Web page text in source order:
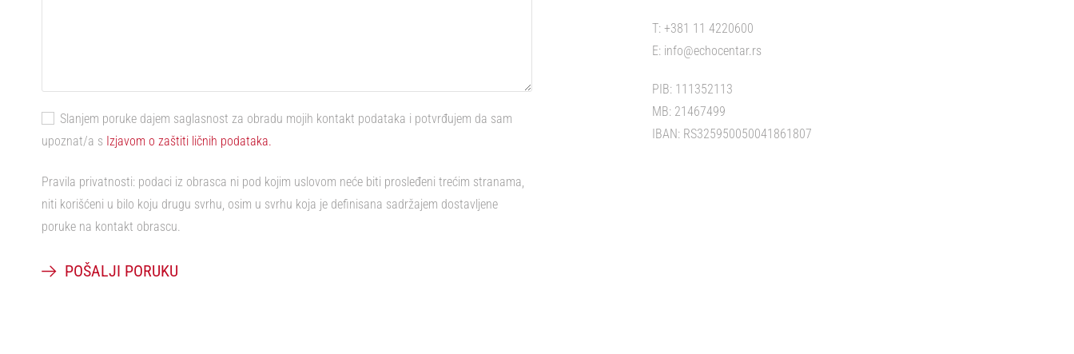
Slanjem poruke dajem saglasnost za obradu mojih kontakt podataka i potvrđujem da sam
upoznat/a s Izjavom o zaštiti ličnih podataka.
Pravila privatnosti: podaci iz obrasca ni pod kojim uslovom neće biti prosleđeni trećim stranama,
niti korišćeni u bilo koju drugu svrhu, osim u svrhu koja je definisana sadržajem dostavljene
poruke na kontakt obrascu.
T: +381 11 4220600
E: info@echocentar.rs
PIB: 111352113
MB: 21467499
IBAN: RS325950050041861807